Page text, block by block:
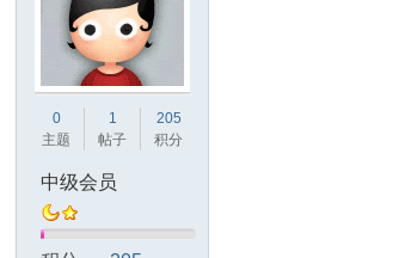
0
主题
1
帖子
205
积分
中级会员